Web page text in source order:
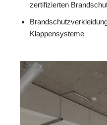
zertifizierten
Klappensysteme